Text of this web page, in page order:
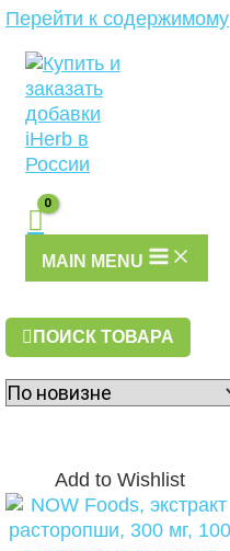
Перейти к содержимому
MAIN MENU
ПОИСК ТОВАРА
Add to Wishlist